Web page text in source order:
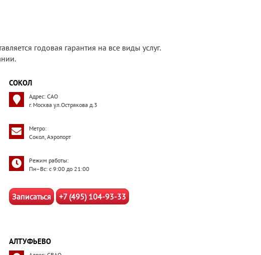
годовая гарантия на все виды услуг.
СОКОЛ
Адрес: САО
г. Москва ул.Острякова д.3
Метро:
Сокол, Аэропорт
Режим работы:
Пн–Вс: с 9:00 до 21:00
Записаться +7 (495) 104-93-33
АЛТУФЬЕВО